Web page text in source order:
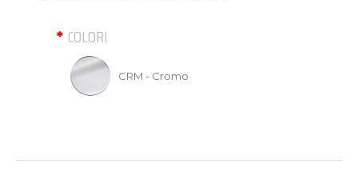
COLORI
CRM - Cromo